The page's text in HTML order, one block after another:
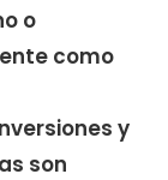
o
como
y
son